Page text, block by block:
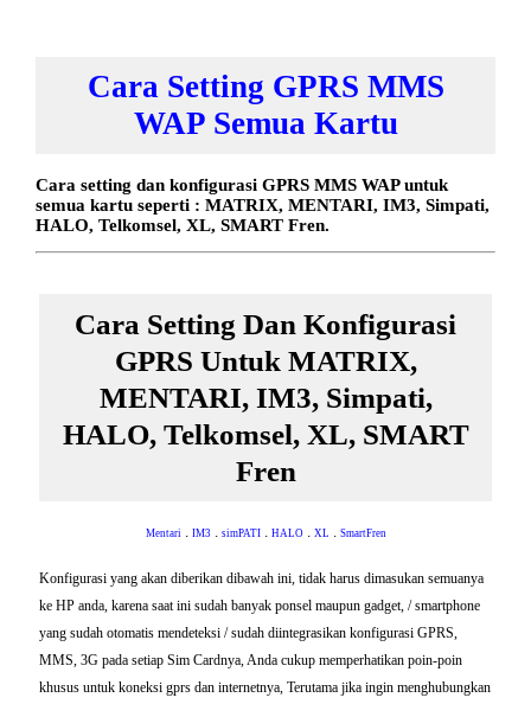
Cara Setting GPRS MMS
WAP Semua Kartu
Cara setting dan konfigurasi GPRS MMS WAP untuk
semua kartu seperti : MATRIX, MENTARI, IM3, Simpati,
HALO, Telkomsel, XL, SMART Fren.
Cara Setting Dan Konfigurasi
GPRS Untuk MATRIX,
MENTARI, IM3, Simpati,
HALO, Telkomsel, XL, SMART
Fren
Mentari. IM3 . simPATI. HALO. XL . SmartFren
Konfigurasi yang akan diberikan dibawah ini, tidak harus dimasukan semuanya
ke HP anda, karena saat ini sudah banyak ponsel maupun gadget, / smartphone
yang sudah otomatis mendeteksi / sudah diintegrasikan konfigurasi GPRS,
MMS, 3G pada setiap Sim Cardnya, Anda cukup memperhatikan poin-poin
khusus untuk koneksi gprs dan internetnya, Terutama jika ingin menghubungkan